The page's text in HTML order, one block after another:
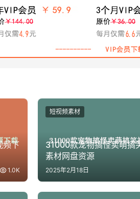
频下
1.0K
31000款宠物搞怪卖萌搞
素材网盘资源
2025年2月18日
短视频素材